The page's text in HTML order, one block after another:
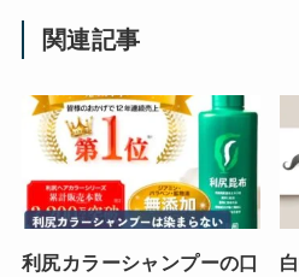
関連記事
利尻カラーシャンプーの口